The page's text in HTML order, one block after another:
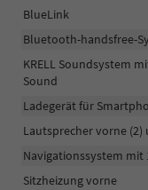
BlueLink
Bluetooth-handsfree-
KRELL Soundsystem
Sound
Ladegerät für
Lautsprecher vorne (2)
Navigationssystem mit
Sitzheizung vorne